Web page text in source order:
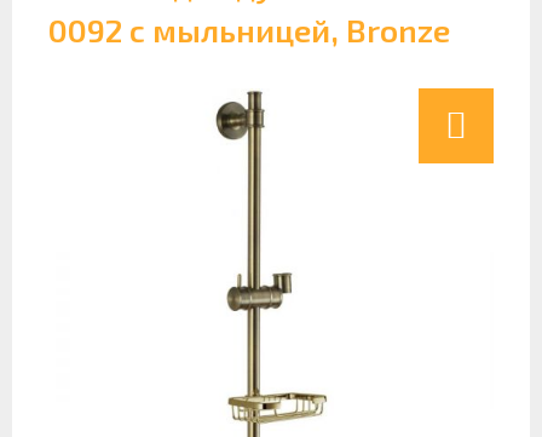
0092 с мыльницей, Bronze